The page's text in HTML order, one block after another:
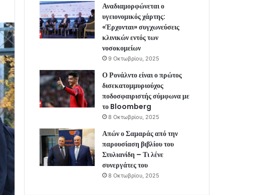
Αναδιαμορφώνεται ο
υγειονομικός χάρτης:
«Έρχονται» συγχωνεύσεις
κλινικών εντός των
νοσοκομείων
9 Οκτωβρίου, 2025
Ο Ρονάλντο είναι ο πρώτος
δισεκατομμυριούχος
ποδοσφαιριστής σύμφωνα με
το Bloomberg
8 Οκτωβρίου, 2025
Απών ο Σαμαράς από την
παρουσίαση βιβλίου του
Στυλιανίδη – Τι λένε
συνεργάτες του
8 Οκτωβρίου, 2025